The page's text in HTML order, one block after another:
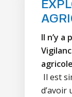
Il n’y
Il est
d’avoir